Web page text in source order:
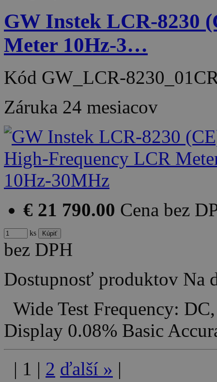
GW Instek LCR-8230
Meter 10Hz-3…
Kód GW_LCR-
Záruka 24 mesiacov
€ 21 790.00 Cena bez
ks
bez DPH
Dostupnosť produktov Na
Wide Test Frequency:
Display 0.08% Basic
| 1 | 2 ďalší » |